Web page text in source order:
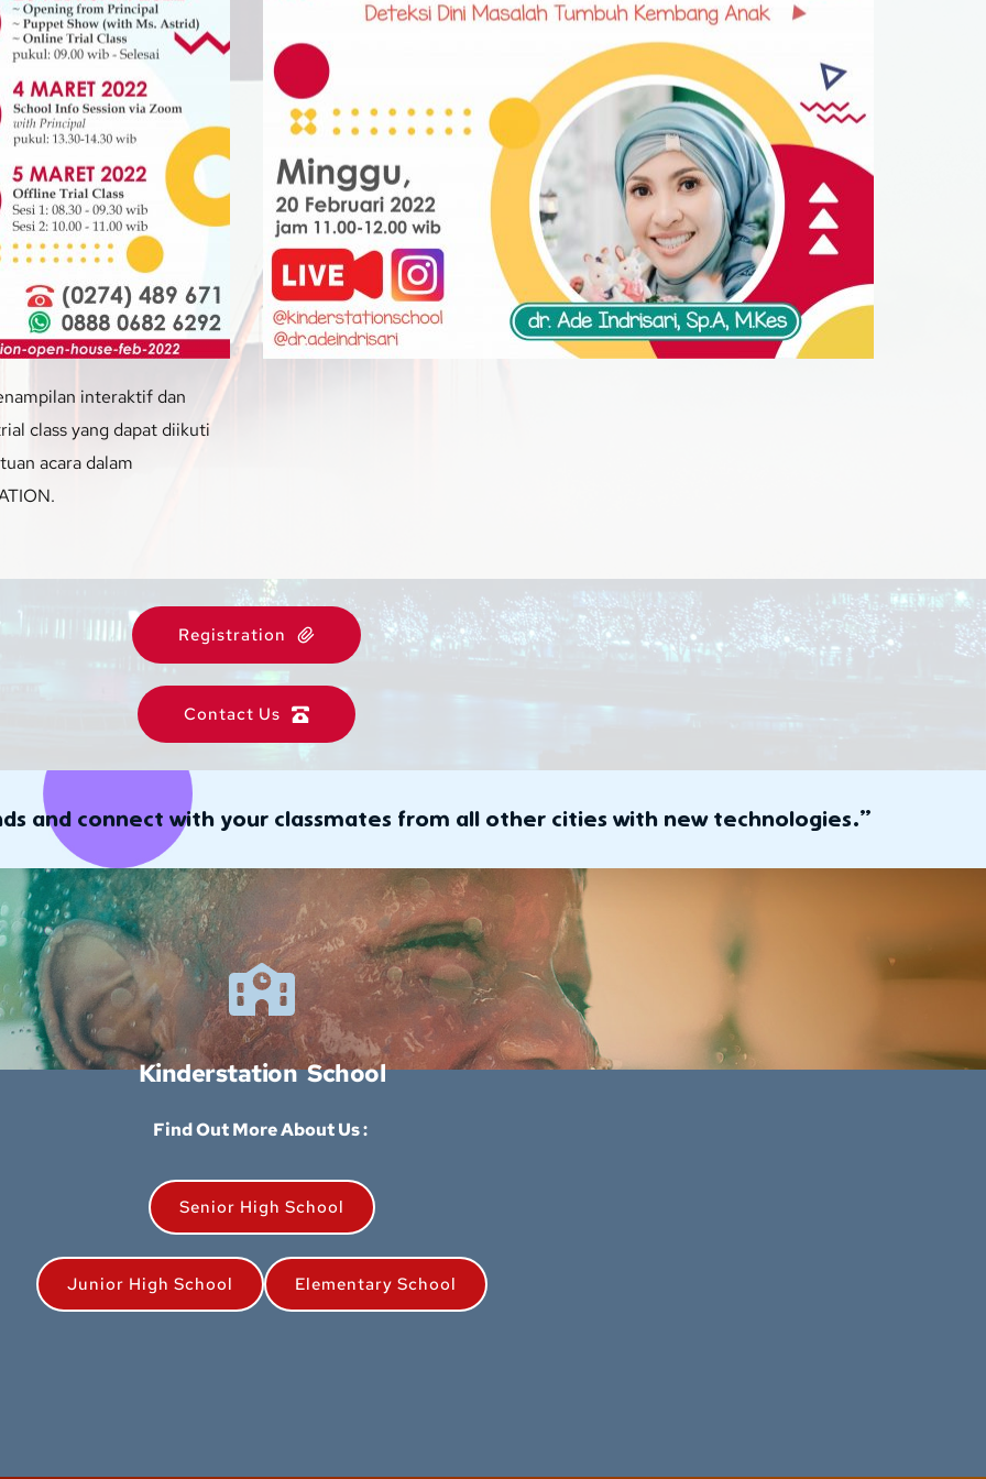
interaktif dan
class yang dapat diikuti
acara dalam
Registration
Contact Us
and connect with your classmates from all other cities with new technologies.”
Kinderstation  School
Find Out More About Us :
Senior High School
Junior High School Elementary School